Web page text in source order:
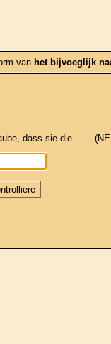
van het bijvoeglijk
dass sie die ......